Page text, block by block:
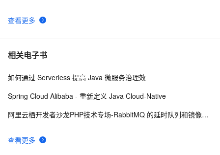
查看更多
相关电子书
查看更多
如何通过 Serverless 提高 Java 微服务治理效
Spring Cloud Alibaba - 重新定义 Java Cloud-Native
阿里云栖开发者沙龙PHP技术专场-RabbitMQ 的延时队列和镜像队列原理与实战-钱文品